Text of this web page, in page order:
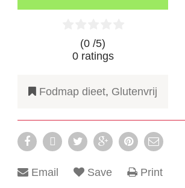
(0 /5)
0 ratings
Fodmap dieet, Glutenvrij
Email Save Print